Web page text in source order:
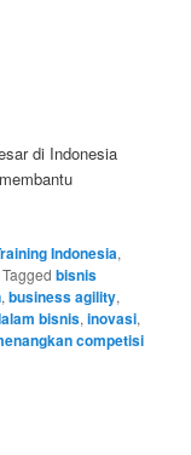
di Indonesia
Indonesia,
Tagged bisnis
,business agility,
bisnis,inovasi,
competisi